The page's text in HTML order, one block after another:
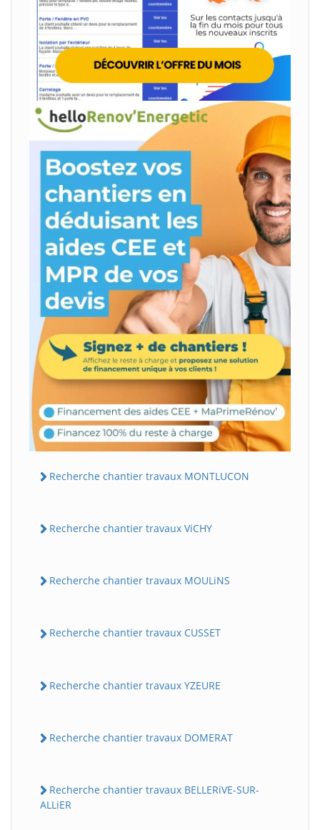
Recherche chantier travaux MONTLUCON
Recherche chantier travaux ViCHY
Recherche chantier travaux MOULiNS
Recherche chantier travaux CUSSET
Recherche chantier travaux YZEURE
Recherche chantier travaux DOMERAT
Recherche chantier travaux BELLERiVE-SUR-
ALLiER